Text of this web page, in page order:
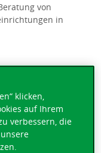
von
in
des
klicken,
auf Ihrem
verbessern, die